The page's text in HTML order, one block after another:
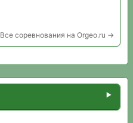
Все соревнования на Orgeo.ru →